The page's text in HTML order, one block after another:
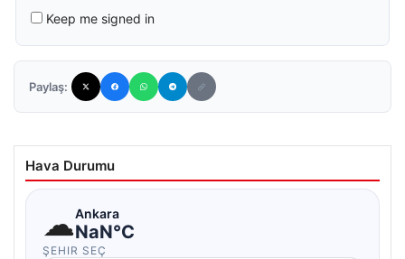
Keep me signed in
Paylaş:
Hava Durumu
☁Ankara
NaN°C
ŞEHIR SEÇ